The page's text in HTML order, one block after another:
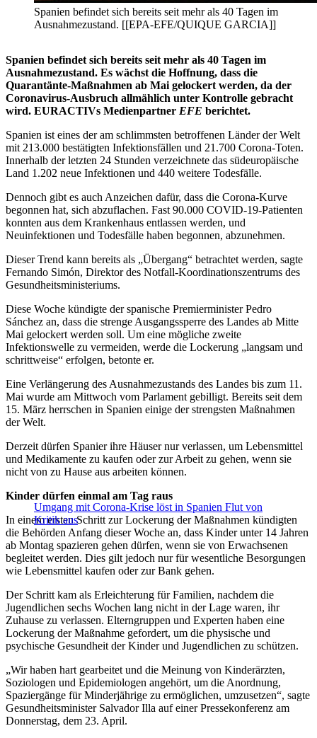
Spanien befindet sich bereits seit mehr als 40 Tagen im
Ausnahmezustand. [[EPA-EFE/QUIQUE GARCIA]]
Spanien befindet sich bereits seit mehr als 40 Tagen im
Ausnahmezustand. Es wächst die Hoffnung, dass die
Quarantänte-Maßnahmen ab Mai gelockert werden, da der
Coronavirus-Ausbruch allmählich unter Kontrolle gebracht
wird. EURACTIVs Medienpartner EFE berichtet.
Spanien ist eines der am schlimmsten betroffenen Länder der Welt
mit 213.000 bestätigten Infektionsfällen und 21.700 Corona-Toten.
Innerhalb der letzten 24 Stunden verzeichnete das südeuropäische
Land 1.202 neue Infektionen und 440 weitere Todesfälle.
Dennoch gibt es auch Anzeichen dafür, dass die Corona-Kurve
begonnen hat, sich abzuflachen. Fast 90.000 COVID-19-Patienten
konnten aus dem Krankenhaus entlassen werden, und
Neuinfektionen und Todesfälle haben begonnen, abzunehmen.
Dieser Trend kann bereits als „Übergang“ betrachtet werden, sagte
Fernando Simón, Direktor des Notfall-Koordinationszentrums des
Gesundheitsministeriums.
Diese Woche kündigte der spanische Premierminister Pedro
Sánchez an, dass die strenge Ausgangssperre des Landes ab Mitte
Mai gelockert werden soll. Um eine mögliche zweite
Infektionswelle zu vermeiden, werde die Lockerung „langsam und
schrittweise“ erfolgen, betonte er.
Eine Verlängerung des Ausnahmezustands des Landes bis zum 11.
Mai wurde am Mittwoch vom Parlament gebilligt. Bereits seit dem
15. März herrschen in Spanien einige der strengsten Maßnahmen
der Welt.
Derzeit dürfen Spanier ihre Häuser nur verlassen, um Lebensmittel
und Medikamente zu kaufen oder zur Arbeit zu gehen, wenn sie
nicht von zu Hause aus arbeiten können.
Umgang mit Corona-Krise löst in Spanien Flut von
Kritik aus
Kinder dürfen einmal am Tag raus
In einem ersten Schritt zur Lockerung der Maßnahmen kündigten
die Behörden Anfang dieser Woche an, dass Kinder unter 14 Jahren
ab Montag spazieren gehen dürfen, wenn sie von Erwachsenen
begleitet werden. Dies gilt jedoch nur für wesentliche Besorgungen
wie Lebensmittel kaufen oder zur Bank gehen.
Der Schritt kam als Erleichterung für Familien, nachdem die
Jugendlichen sechs Wochen lang nicht in der Lage waren, ihr
Zuhause zu verlassen. Elterngruppen und Experten haben eine
Lockerung der Maßnahme gefordert, um die physische und
psychische Gesundheit der Kinder und Jugendlichen zu schützen.
„Wir haben hart gearbeitet und die Meinung von Kinderärzten,
Soziologen und Epidemiologen angehört, um die Anordnung,
Spaziergänge für Minderjährige zu ermöglichen, umzusetzen“, sagte
Gesundheitsminister Salvador Illa auf einer Pressekonferenz am
Donnerstag, dem 23. April.